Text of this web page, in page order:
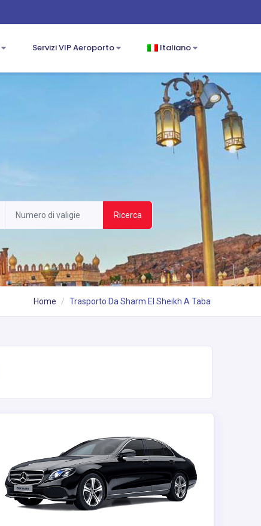
Servizi VIP Aeroporto Italiano
Ricerca
Home Trasporto Da Sharm El Sheikh A Taba